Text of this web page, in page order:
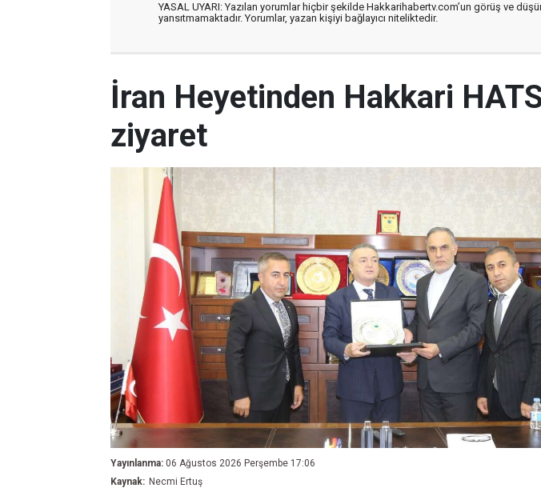
YASAL UYARI: Yazılan yorumlar hiçbir şekilde Hakkarihabertv.com’un görüş ve
yansıtmamaktadır. Yorumlar, yazan kişiyi bağlayıcı niteliktedir.
İran Heyetinden Hakkari
ziyaret
Yayınlanma: 06 Ağustos 2026 Perşembe 17:06
Kaynak: Necmi Ertuş